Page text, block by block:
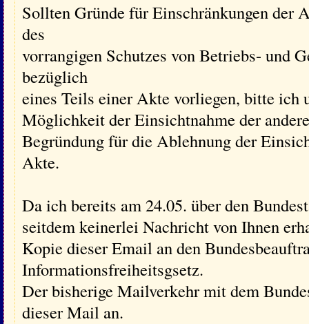
Sollten Gründe für Einschränkungen der
des
vorrangigen Schutzes von Betriebs- und
bezüglich
eines Teils einer Akte vorliegen, bitte ich
Möglichkeit der Einsichtnahme der
Begründung für die Ablehnung der
Akte.
Da ich bereits am 24.05. über den
seitdem keinerlei Nachricht von Ihnen
Kopie dieser Email an den
Informationsfreiheitsgsetz.
Der bisherige Mailverkehr mit dem
dieser Mail an.